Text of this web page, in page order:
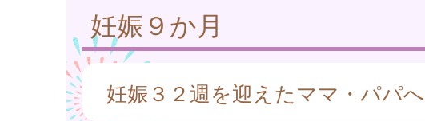
妊娠９か月
妊娠３２週を迎えたママ・パパへ